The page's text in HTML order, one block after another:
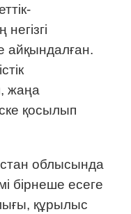
айқындалған.
жаңа
қосылып
облысында
бірнеше есеге
құрылыс